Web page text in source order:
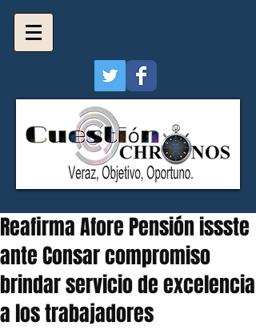
Reafirma Afore Pensión issste
ante Consar compromiso
brindar servicio de excelencia
a los trabajadores